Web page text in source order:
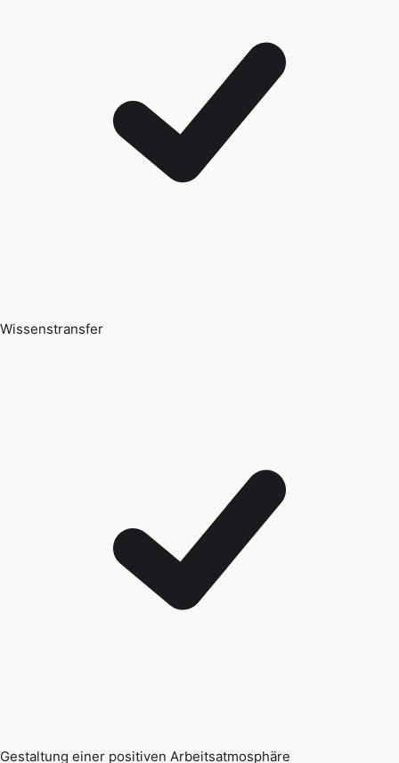
Wissenstransfer
Gestaltung einer positiven Arbeitsatmosphäre